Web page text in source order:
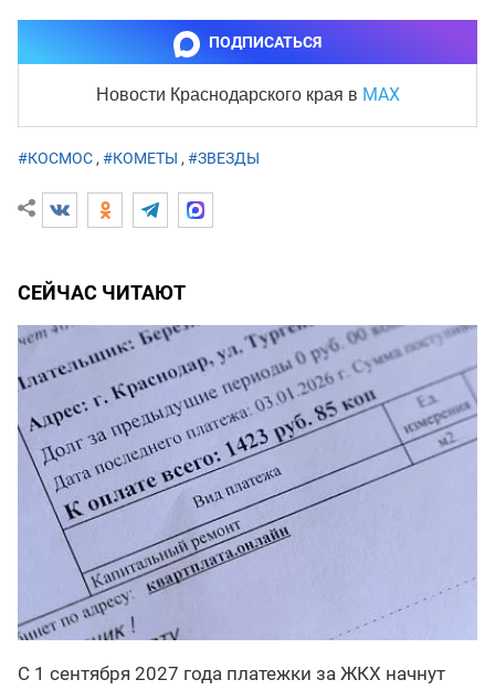
ПОДПИСАТЬСЯ
Новости Краснодарского края в MAX
#КОСМОС, #КОМЕТЫ , #ЗВЕЗДЫ
СЕЙЧАС ЧИТАЮТ
С 1 сентября 2027 года платежки за ЖКХ начнут